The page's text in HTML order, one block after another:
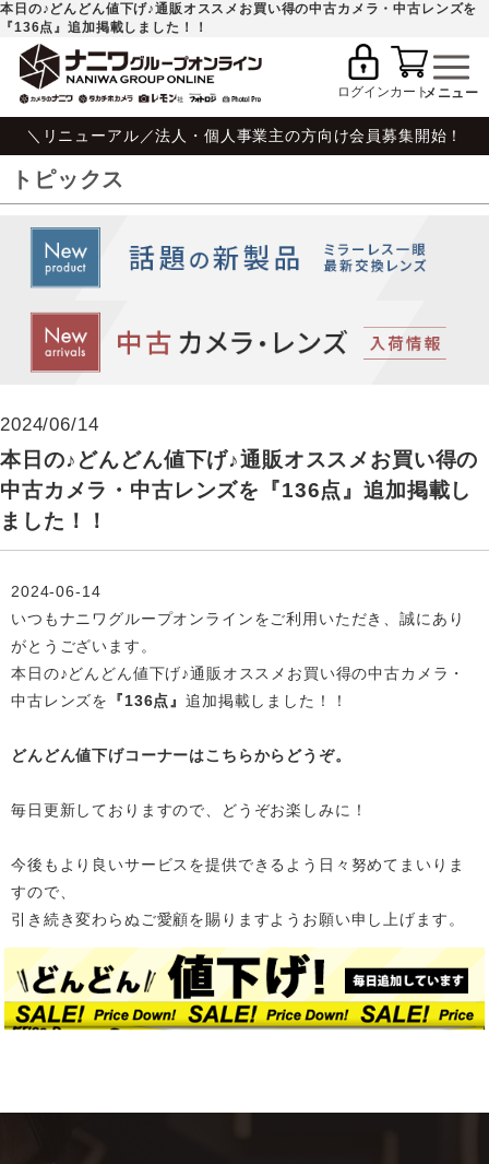
本日の♪どんどん値下げ♪通販オススメお買い得の中古カメラ・中古レンズを
『136点』追加掲載しました！！
ログインカート
＼リニューアル／法人・個人事業主の方向け会員募集開始！
トピックス
2024/06/14
本日の♪どんどん値下げ♪通販オススメお買い得の
中古カメラ・中古レンズを『136点』追加掲載し
ました！！
2024-06-14
いつもナニワグループオンラインをご利用いただき、誠にあり
がとうございます。
本日の♪どんどん値下げ♪通販オススメお買い得の中古カメラ・
中古レンズを
『136点』追加掲載 しました！！
どんどん値下げコーナーはこちらからどうぞ。
毎日更新しておりますので、どうぞお楽しみに！
今後もより良いサービスを提供できるよう日々努めてまいりま
すので、
引き続き変わらぬご愛顧を賜りますようお願い申し上げます。